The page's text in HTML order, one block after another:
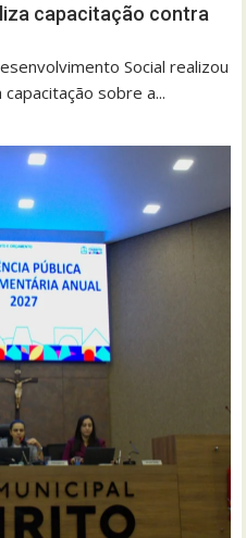
capacitação contra
Social realizou
sobre a...